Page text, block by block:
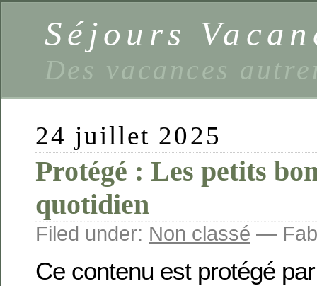
Séjours
Des vacances
24 juillet 2025
Protégé : Les petits
quotidien
Filed under: Non classé —
Ce contenu est protégé